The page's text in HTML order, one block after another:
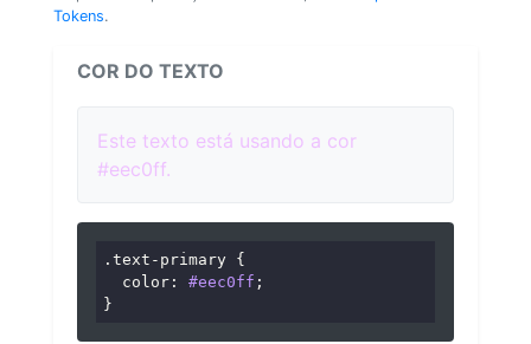
Tokens.
COR DO TEXTO
Este texto está usando a cor
#eec0ff.
.text-primary {
color : #eec0ff ;
}